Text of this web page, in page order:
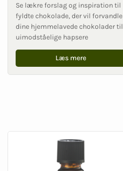
Se lækre forslag og inspiration til
fyldte chokolade, der vil forvandle
dine hjemmelavede chokolader til
uimodståelige hapsere
Læs mere